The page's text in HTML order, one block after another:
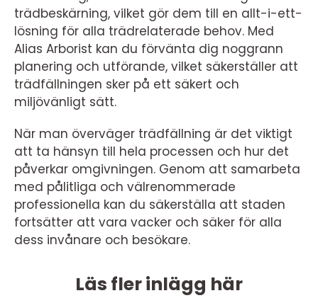
trädbeskärning, vilket gör dem till en allt-i-ett-
lösning för alla trädrelaterade behov. Med
Alias Arborist kan du förvänta dig noggrann
planering och utförande, vilket säkerställer att
trädfällningen sker på ett säkert och
miljövänligt sätt.
När man överväger trädfällning är det viktigt
att ta hänsyn till hela processen och hur det
påverkar omgivningen. Genom att samarbeta
med pålitliga och välrenommerade
professionella kan du säkerställa att staden
fortsätter att vara vacker och säker för alla
dess invånare och besökare.
Läs fler inlägg här